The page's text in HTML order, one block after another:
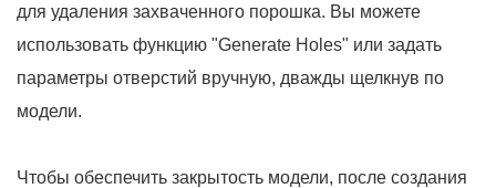
для удаления захваченного порошка. Вы можете
использовать функцию "Generate Holes" или задать
параметры отверстий вручную, дважды щелкнув по
модели.
Чтобы обеспечить закрытость модели, после создания